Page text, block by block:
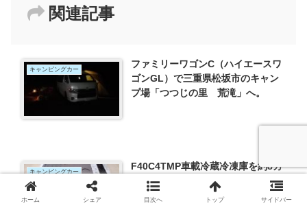
関連記事
キャンピングカー
ファミリーワゴンC（ハイエースワ
ゴンGL）で三重県松坂市のキャン
プ場「つつじの里 荒滝」へ。
キャンピングカー
F40C4TMP車載冷蔵冷凍庫を約8カ
月使用したレビュー
ホーム シェア 目次へ トップ サイドバー